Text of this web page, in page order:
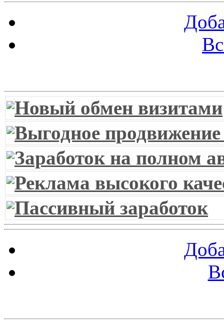
Новый обмен визитами
Выгодное продвижение
Заработок на полном
Реклама высокого
Пассивный заработок